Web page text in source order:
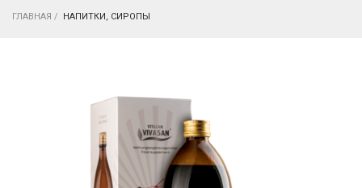
ГЛАВНАЯ / НАПИТКИ, СИРОПЫ